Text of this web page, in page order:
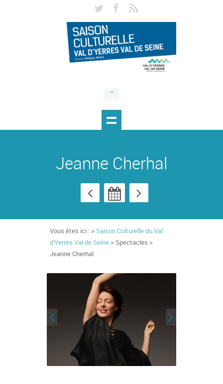
Jeanne Cherhal
Vous êtes ici : > Saison Culturelle du Val
d'Yerres Val de Seine > Spectacles >
Jeanne Cherhal